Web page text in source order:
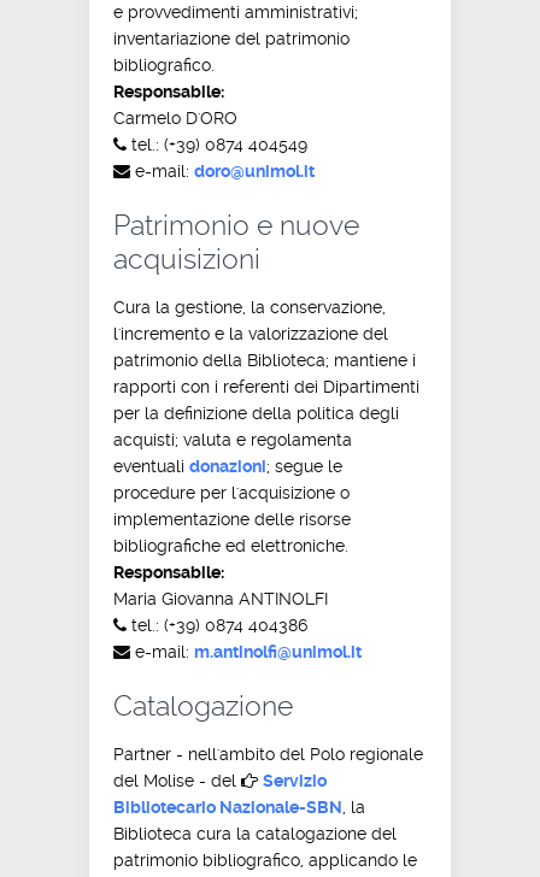
e provvedimenti amministrativi;
inventariazione del patrimonio
bibliografico.
Responsabile:
Carmelo D'ORO
tel.: (+39) 0874 404549
e-mail: doro@unimol.it
Patrimonio e nuove
acquisizioni
Cura la gestione, la conservazione,
l'incremento e la valorizzazione del
patrimonio della Biblioteca; mantiene i
rapporti con i referenti dei Dipartimenti
per la definizione della politica degli
acquisti; valuta e regolamenta
eventuali donazioni; segue le
procedure per l'acquisizione o
implementazione delle risorse
bibliografiche ed elettroniche.
Responsabile:
Maria Giovanna ANTINOLFI
tel.: (+39) 0874 404386
e-mail: m.antinolfi@unimol.it
Catalogazione
Partner - nell'ambito del Polo regionale
del Molise - del
Servizio
Bibliotecario Nazionale-SBN , la
Biblioteca cura la catalogazione del
patrimonio bibliografico, applicando le